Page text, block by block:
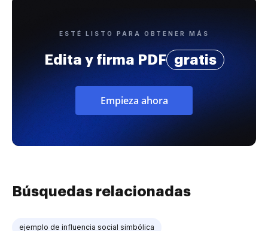
ESTÉ LISTO PARA OBTENER MÁS
Edita y firma PDF gratis
Empieza ahora
Búsquedas relacionadas
ejemplo de influencia social simbólica